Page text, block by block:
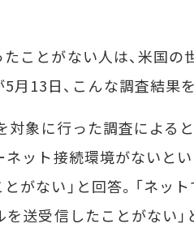
ことがない人は、米国の
13日、こんな調査結果を
象に行った調査による
ネット接続環境がないと
がない」と回答。「ネッ
を送受信したことがない